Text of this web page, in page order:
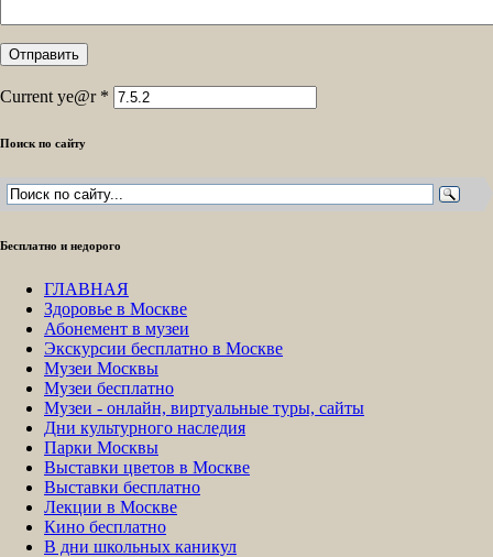
Current ye@r *
Поиск по сайту
Бесплатно и недорого
ГЛАВНАЯ
Здоровье в Москве
Абонемент в музеи
Экскурсии бесплатно в Москве
Музеи Москвы
Музеи бесплатно
Музеи - онлайн, виртуальные туры, сайты
Дни культурного наследия
Парки Москвы
Выставки цветов в Москве
Выставки бесплатно
Лекции в Москве
Кино бесплатно
В дни школьных каникул